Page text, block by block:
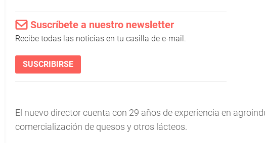
Suscríbete a nuestro newsletter
Recibe todas las noticias en tu casilla de e-mail.
SUSCRIBIRSE
El nuevo director cuenta con 29 años de experiencia en
comercialización de quesos y otros lácteos.